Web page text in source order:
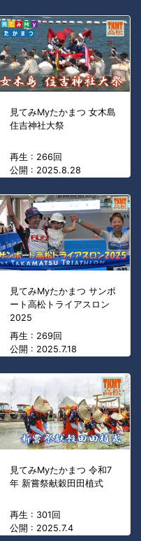
見てみMyたかまつ 女木島
住吉神社大祭
再生 : 266回
公開 : 2025.8.28
見てみMyたかまつ サンポ
ート高松トライアスロン
2025
再生 : 269回
公開 : 2025.7.18
見てみMyたかまつ 令和7
年 新嘗祭献穀田田植式
再生 : 301回
公開 : 2025.7.4